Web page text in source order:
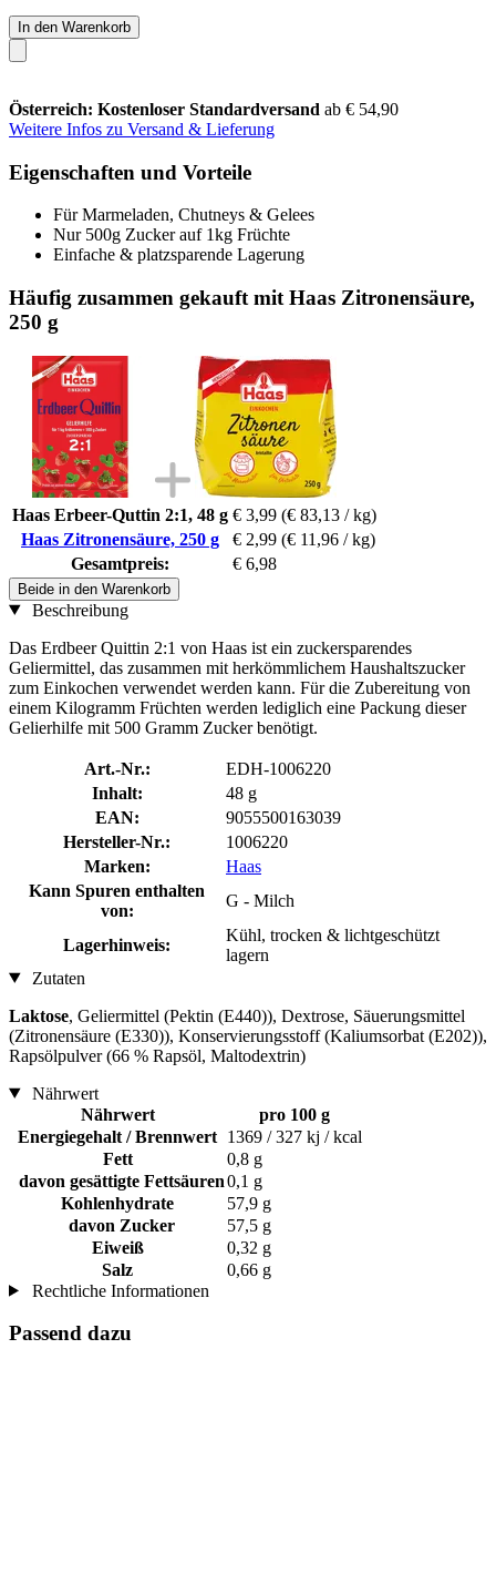
In den Warenkorb
Österreich: Kostenloser Standardversand ab € 54,90
Weitere Infos zu Versand & Lieferung
Eigenschaften und Vorteile
Für Marmeladen, Chutneys & Gelees
Nur 500g Zucker auf 1kg Früchte
Einfache & platzsparende Lagerung
Häufig zusammen gekauft mit Haas Zitronensäure,
250 g
Haas Erbeer-Quttin 2:1, 48 g € 3,99 (€ 83,13 / kg)
Haas Zitronensäure, 250 g
€ 2,99 (€ 11,96 / kg)
Gesamtpreis:
€ 6,98
Beide in den Warenkorb
Beschreibung
Das Erdbeer Quittin 2:1 von Haas ist ein zuckersparendes
Geliermittel, das zusammen mit herkömmlichem Haushaltszucker
zum Einkochen verwendet werden kann. Für die Zubereitung von
einem Kilogramm Früchten werden lediglich eine Packung dieser
Gelierhilfe mit 500 Gramm Zucker benötigt.
Art.-Nr.:
EDH-1006220
Inhalt:
48 g
EAN:
9055500163039
Hersteller-Nr.:
1006220
Marken:
Haas
Kann Spuren enthalten
von:
G - Milch
Lagerhinweis:
Kühl, trocken & lichtgeschützt
lagern
Zutaten
Laktose, Geliermittel (Pektin (E440)), Dextrose, Säuerungsmittel
(Zitronensäure (E330)), Konservierungsstoff (Kaliumsorbat (E202)),
Rapsölpulver (66 % Rapsöl, Maltodextrin)
Nährwert
Nährwert
pro 100 g
Energiegehalt / Brennwert 1369 / 327 kj / kcal
Fett
0,8 g
davon gesättigte Fettsäuren0,1 g
Kohlenhydrate
57,9 g
davon Zucker
57,5 g
Eiweiß
0,32 g
Salz
0,66 g
Rechtliche Informationen
Passend dazu